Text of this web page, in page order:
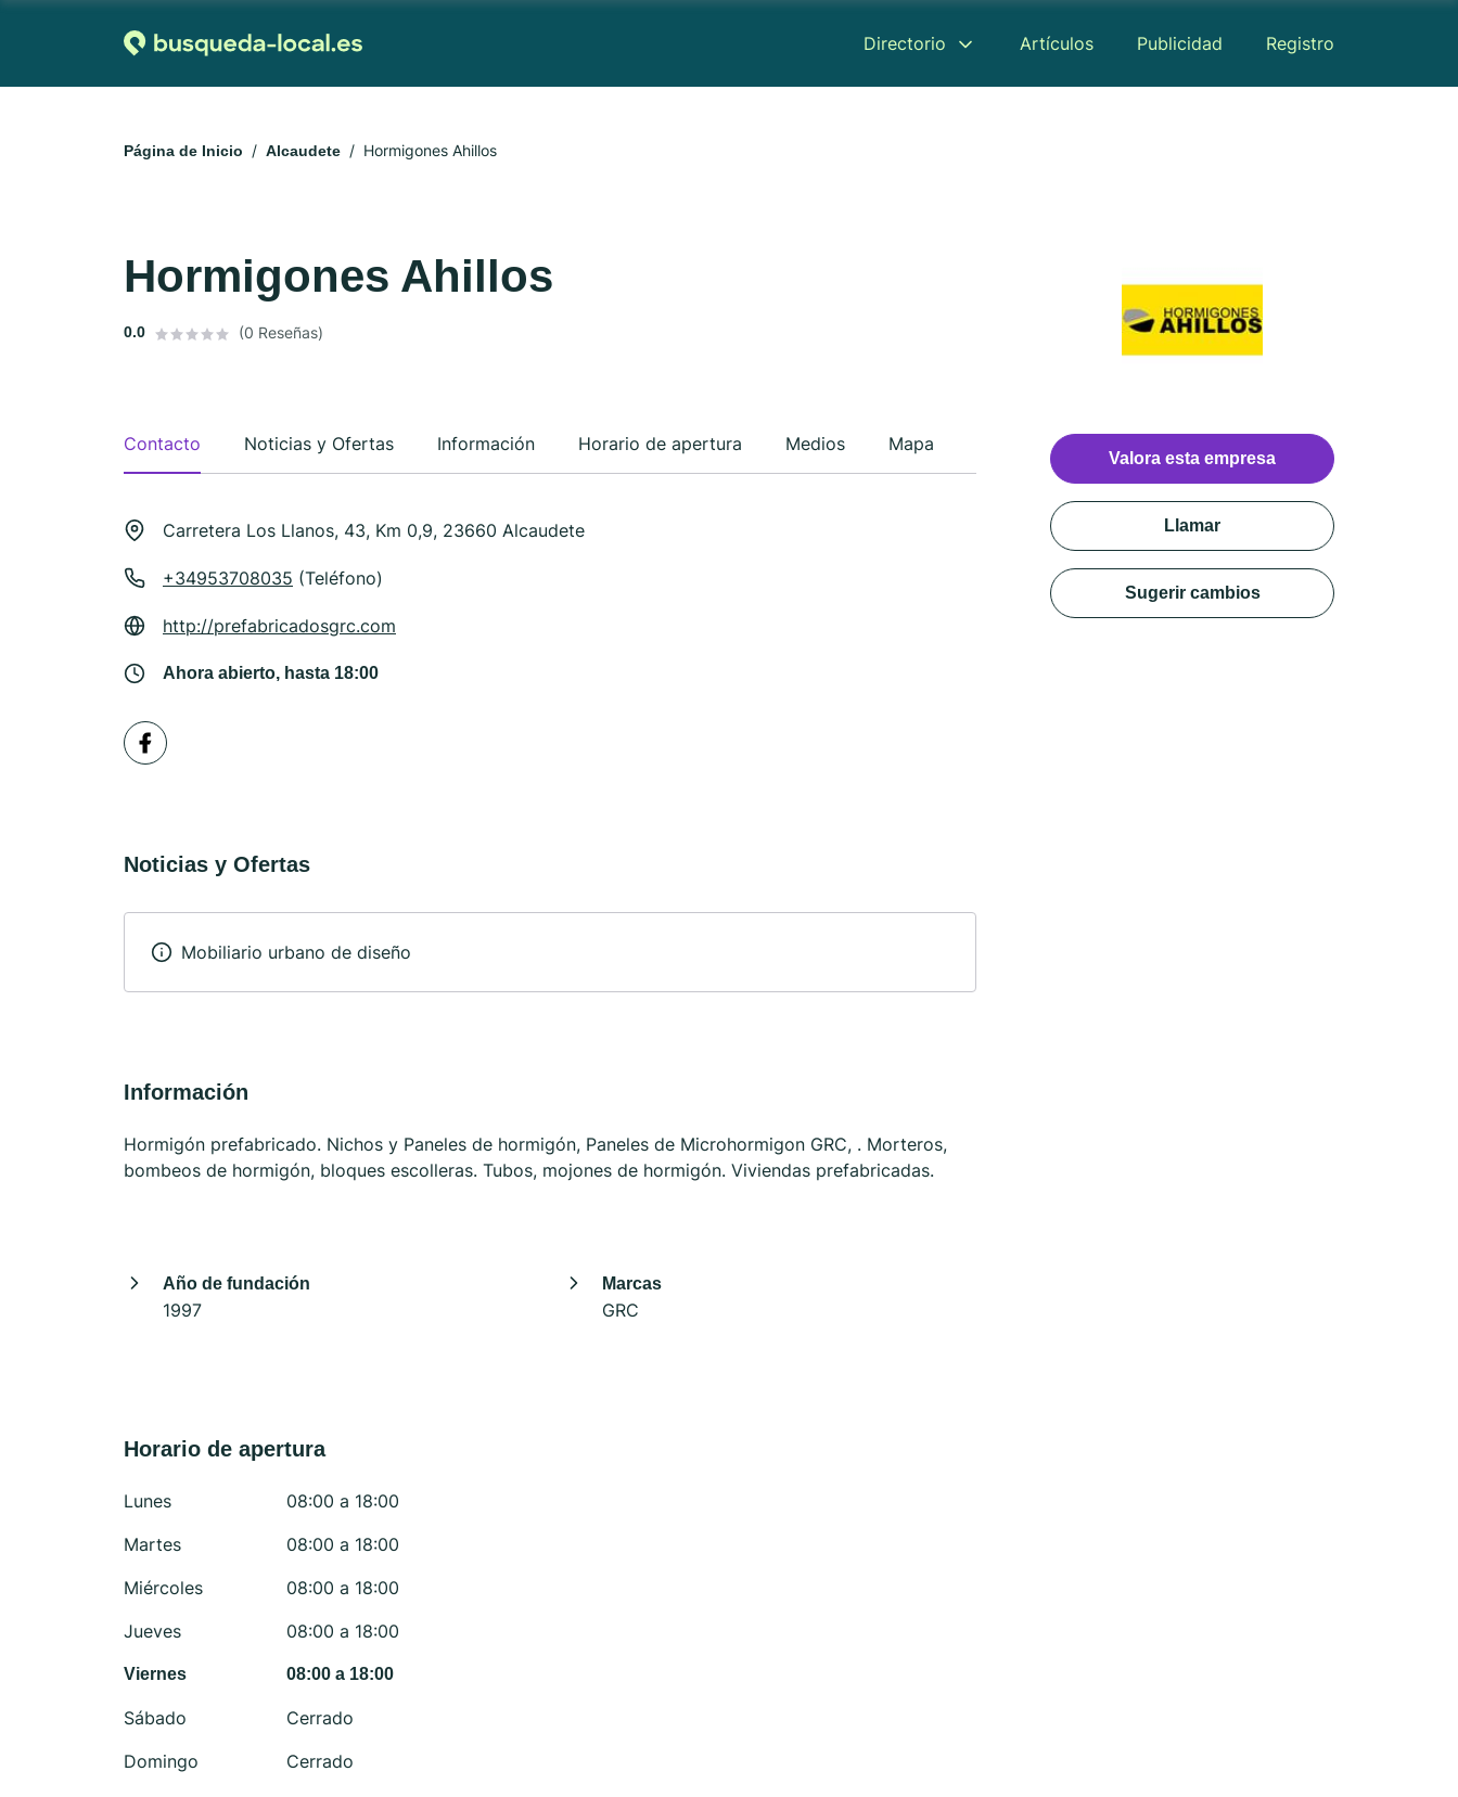
Directorio Artículos Publicidad Registro
Página de Inicio Alcaudete Hormigones Ahillos
Hormigones Ahillos
0.0 (0 Reseñas)
Contacto Noticias y Ofertas Información Horario de apertura Medios Mapa
Carretera Los Llanos, 43, Km 0,9, 23660 Alcaudete
+34953708035 (Teléfono)
http://prefabricadosgrc.com
Ahora abierto, hasta 18:00
Noticias y Ofertas
Mobiliario urbano de diseño
Información
Hormigón prefabricado. Nichos y Paneles de hormigón, Paneles de Microhormigon GRC, . Morteros,
bombeos de hormigón, bloques escolleras. Tubos, mojones de hormigón. Viviendas prefabricadas.
Año de fundación
1997
Marcas
GRC
Horario de apertura
Lunes
08:00 a 18:00
Martes
08:00 a 18:00
Miércoles
08:00 a 18:00
Jueves
08:00 a 18:00
Viernes 08:00 a 18:00
Sábado
Cerrado
Domingo
Cerrado
Valora esta empresa
Llamar
Sugerir cambios